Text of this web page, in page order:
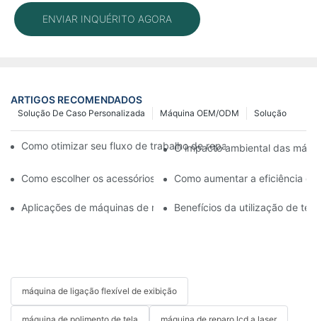
ENVIAR INQUÉRITO AGORA
ARTIGOS RECOMENDADOS
Solução
Máquina OEM/ODM
Solução De Caso Personalizada
Como otimizar seu fluxo de trabalho de reparo de celulares
O impacto ambiental das
Como escolher os acessórios certos para sua máquina de
Como aumentar a eficiência
Aplicações de máquinas de reparo de celulares na
Benefícios da utilização de
máquina de ligação flexível de exibição